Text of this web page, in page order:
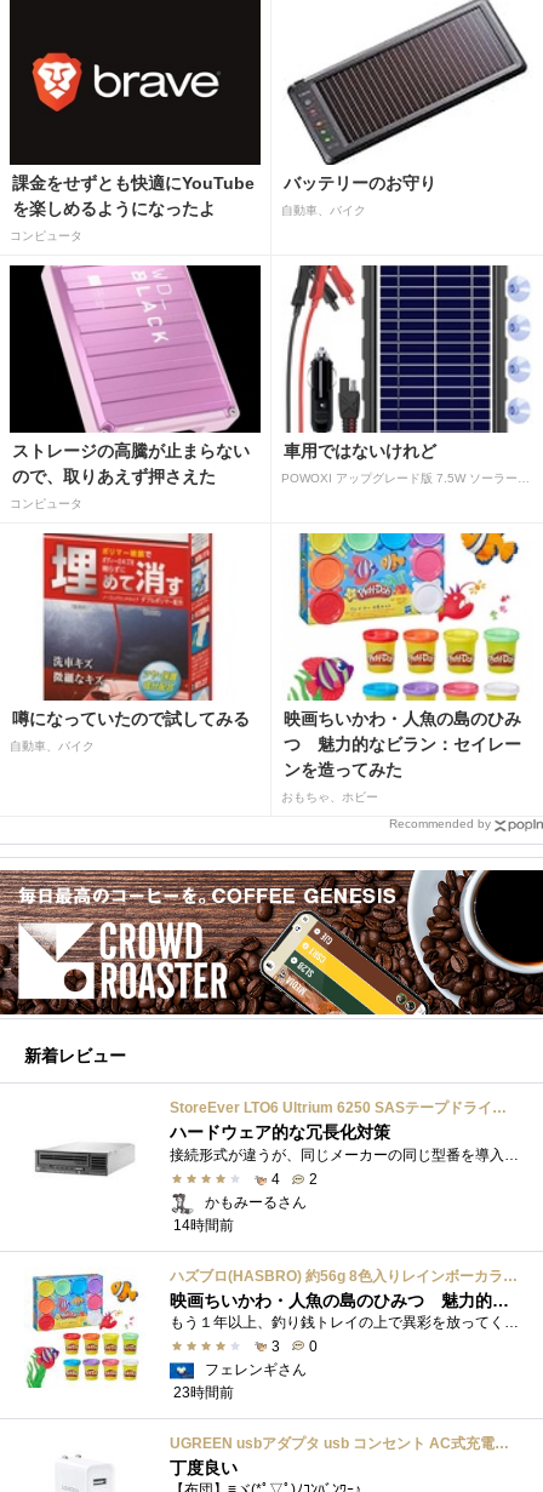
課金をせずとも快適にYouTube
を楽しめるようになったよ
コンピュータ
バッテリーのお守り
自動車、バイク
ストレージの高騰が止まらない
ので、取りあえず押さえた
コンピュータ
車用ではないけれど
POWOXI アップグレード版 7.5W ソーラーバッテリートリクルチャージャーメンテナー 12V ポータブル防水ソーラーパネル トリクル充電キット 車、自動車、オートバイ、ボート、マリン、RV、トレーラー、スノーモービルなど用
噂になっていたので試してみる
自動車、バイク
映画ちいかわ・人魚の島のひみ
つ 魅力的なビラン：セイレー
ンを造ってみた
おもちゃ、ホビー
Recommended by
新着レビュー
StoreEver LTO6 Ultrium 6250 SASテープドライブ(内蔵型)
ハードウェア的な冗長化対策
接続形式が違うが、同じメーカーの同じ型番を導入しています。製品としてのレビューは下記の方で行っています。いざ使おうとしたときに故障�...
4
2
かもみーるさん
14時間前
ハズブロ(HASBRO) 約56g 8色入りレインボーカラーのプレイ・ドー、新学期用品、2才以上のプリスクールの子供向け、子供向けのアート&クラフト 粘土 ねんど、こどもの日、子供の日プレゼント
映画ちいかわ・人魚の島のひみつ 魅力的なビラン：セイレーンを造ってみた
3
0
フェレンギさん
23時間前
UGREEN usbアダプタ usb コンセント AC式充電器 3.1A PSE認証済み 折りたたみ式プラグ 2ポート
丁度良い